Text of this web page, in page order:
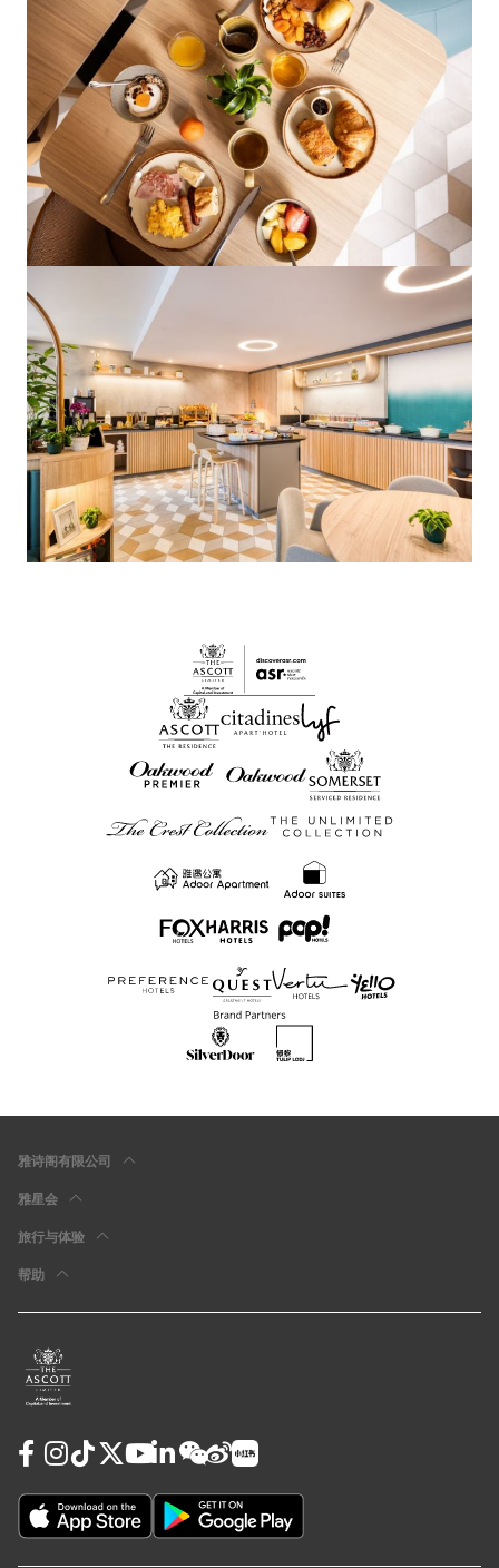
雅诗阁有限公司
雅星会
旅行与体验
帮助